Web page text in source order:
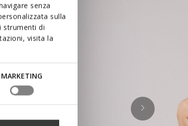
senza
sulla
strumenti di
visita la
MARKETING